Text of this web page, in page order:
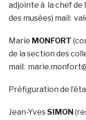
adjointe à la chef de
des musées) mail:
Marie MONFORT
de la section des
mail:
Préfiguration de
Jean-YvesSIMON